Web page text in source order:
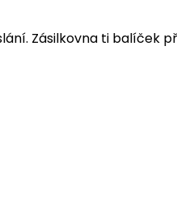
Zásilkovna ti balíček